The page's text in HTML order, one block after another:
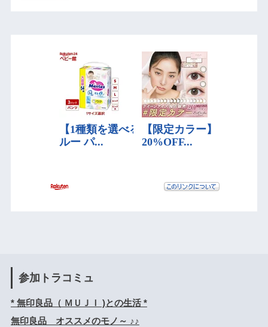
参加トラコミュ
* 無印良品（ ＭＵＪＩ )との生活 *
無印良品 オススメのモノ～ ♪♪